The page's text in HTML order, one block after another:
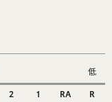
低
2 1 RA R